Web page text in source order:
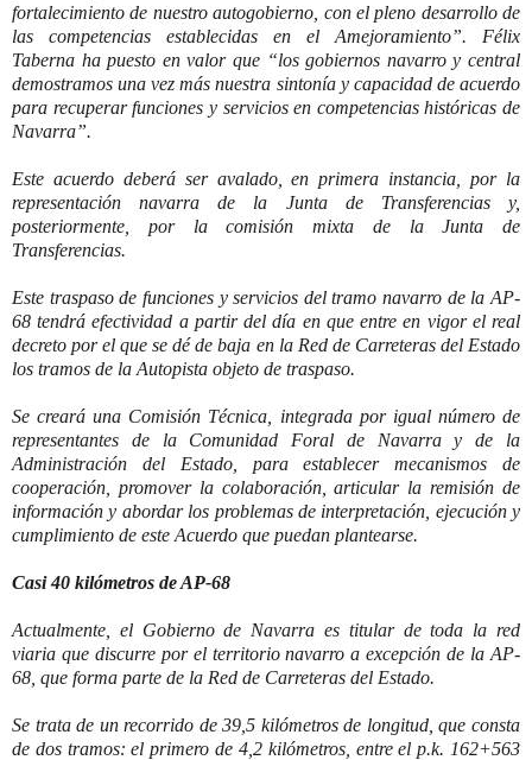
fortalecimiento de nuestro autogobierno, con el pleno desarrollo de
las competencias establecidas en el Amejoramiento”. Félix
Taberna ha puesto en valor que “los gobiernos navarro y central
demostramos una vez más nuestra sintonía y capacidad de acuerdo
para recuperar funciones y servicios en competencias históricas de
Navarra”.
Este acuerdo deberá ser avalado, en primera instancia, por la
representación navarra de la Junta de Transferencias y,
posteriormente, por la comisión mixta de la Junta de
Transferencias.
Este traspaso de funciones y servicios del tramo navarro de la AP-
68 tendrá efectividad a partir del día en que entre en vigor el real
decreto por el que se dé de baja en la Red de Carreteras del Estado
los tramos de la Autopista objeto de traspaso.
Se creará una Comisión Técnica, integrada por igual número de
representantes de la Comunidad Foral de Navarra y de la
Administración del Estado, para establecer mecanismos de
cooperación, promover la colaboración, articular la remisión de
información y abordar los problemas de interpretación, ejecución y
cumplimiento de este Acuerdo que puedan plantearse.
Casi 40 kilómetros de AP-68
Actualmente, el Gobierno de Navarra es titular de toda la red
viaria que discurre por el territorio navarro a excepción de la AP-
68, que forma parte de la Red de Carreteras del Estado.
Se trata de un recorrido de 39,5 kilómetros de longitud, que consta
de dos tramos: el primero de 4,2 kilómetros, entre el p.k. 162+563